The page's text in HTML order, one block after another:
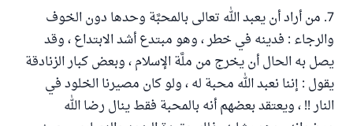
7. من أراد أن يعبد الله تعالى بالمحبَّة وحدها دون الخوف
والرجاء : فدينه في خطر ، وهو مبتدع أشد الابتداع ، وقد
يصل به الحال أن يخرج من ملَّة الإسلام ، وبعض كبار الزنادقة
يقول : إننا نعبد الله محبة له ، ولو كان مصيرنا الخلود في
النار !! ، ويعتقد بعضهم أنه بالمحبة فقط ينال رضا الله